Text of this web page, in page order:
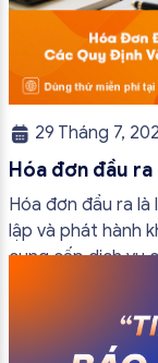
29 Tháng 7,
Hóa đơn đầu
bắt buộc mới
Hóa đơn đầu ra
lập và phát hành
cung cấp dịch vụ
quy trình vận
chính không